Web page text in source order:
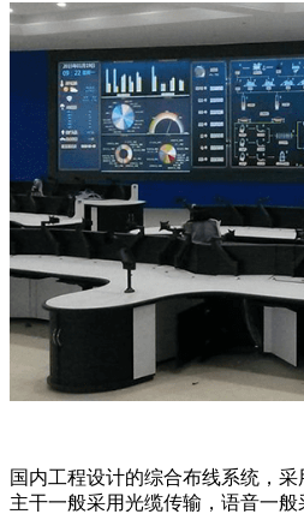
国内工程设计的综合布线系统，
主干一般采用光缆传输，语音一